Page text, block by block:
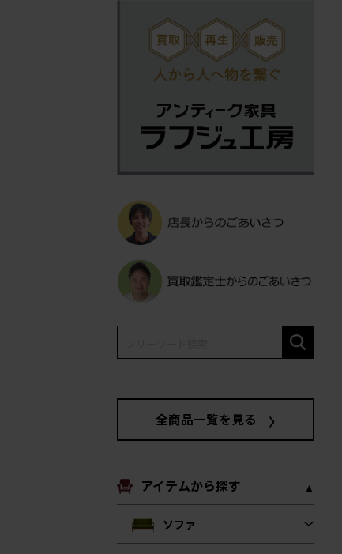
全商品一覧を見る
アイテムから探す
ソファ